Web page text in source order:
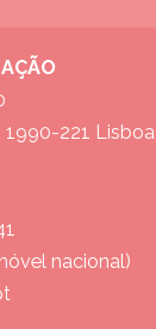
1990-221 Lisboa
nacional)